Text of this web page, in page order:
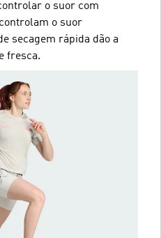
o suor com
o suor
secagem rápida dão a
fresca.